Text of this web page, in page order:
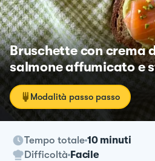
Bruschette con crema
salmone affumicato e
Modalità passo passo
Tempo totale 10 minuti
Difficoltà Facile